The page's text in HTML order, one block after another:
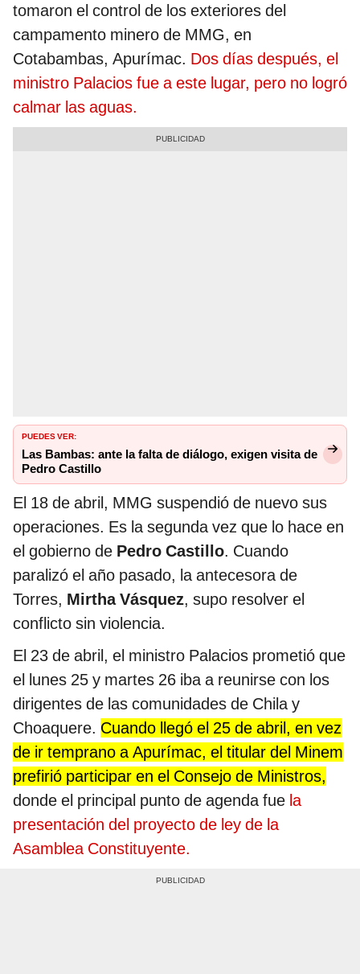
tomaron el control de los exteriores del
campamento minero de MMG, en
Cotabambas, Apurímac. Dos días después, el
ministro Palacios fue a este lugar, pero no logró
calmar las aguas.
PUEDES VER:
Las Bambas: ante la falta de diálogo, exigen visita de
Pedro Castillo
El 18 de abril, MMG suspendió de nuevo sus
operaciones. Es la segunda vez que lo hace en
el gobierno de Pedro Castillo. Cuando
paralizó el año pasado, la antecesora de
Torres, Mirtha Vásquez, supo resolver el
conflicto sin violencia.
El 23 de abril, el ministro Palacios prometió que
el lunes 25 y martes 26 iba a reunirse con los
dirigentes de las comunidades de Chila y
Choaquere. Cuando llegó el 25 de abril, en vez
de ir temprano a Apurímac, el titular del Minem
prefirió participar en el Consejo de Ministros,
donde el principal punto de agenda fue la
presentación del proyecto de ley de la
Asamblea Constituyente.